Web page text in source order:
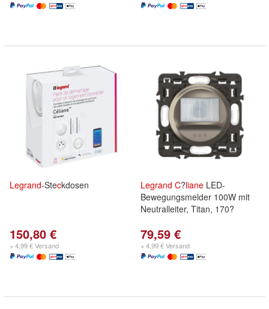
Legrand-Steckdosen
150,80 €
+ 4,99 € Versand
Legrand C?liane LED-
Bewegungsmelder 100W mit
Neutralleiter, Titan, 170?
79,59 €
+ 4,99 € Versand